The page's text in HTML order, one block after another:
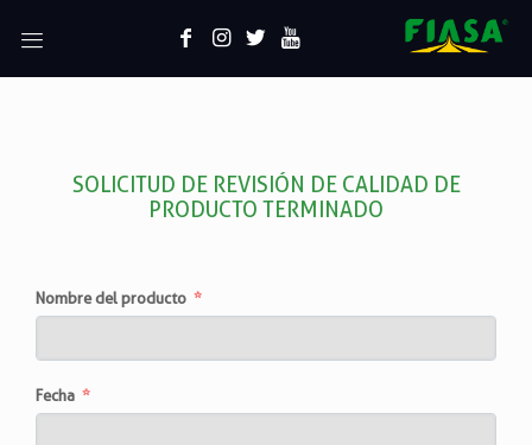
SOLICITUD DE REVISIÓN DE CALIDAD DE
PRODUCTO TERMINADO
Nombre del producto
Fecha